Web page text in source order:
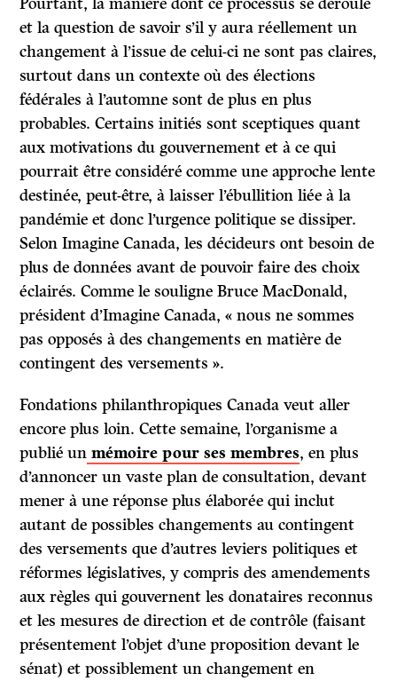
et la question de savoir s’il y aura réellement un
changement à l’issue de celui-ci ne sont pas claires,
surtout dans un contexte où des élections
fédérales à l’automne sont de plus en plus
probables. Certains initiés sont sceptiques quant
aux motivations du gouvernement et à ce qui
pourrait être considéré comme une approche lente
destinée, peut-être, à laisser l’ébullition liée à la
pandémie et donc l’urgence politique se dissiper.
Selon Imagine Canada, les décideurs ont besoin de
plus de données avant de pouvoir faire des choix
éclairés. Comme le souligne Bruce MacDonald,
président d’Imagine Canada, « nous ne sommes
pas opposés à des changements en matière de
contingent des versements ».
Fondations philanthropiques Canada veut aller
encore plus loin. Cette semaine, l’organisme a
publié un mémoire pour ses membres, en plus
d’annoncer un vaste plan de consultation, devant
mener à une réponse plus élaborée qui inclut
autant de possibles changements au contingent
des versements que d’autres leviers politiques et
réformes législatives, y compris des amendements
aux règles qui gouvernent les donataires reconnus
et les mesures de direction et de contrôle (faisant
présentement l’objet d’une proposition devant le
sénat) et possiblement un changement en